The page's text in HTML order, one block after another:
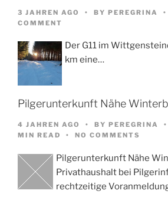
3 JAHREN AGO BY PEREGRINA
COMMENT
Der G11 im
km eine…
Pilgerunterkunft Nähe
4 JAHREN AGO BY PEREGRINA
MIN READ
NO COMMENTS
Pilgerunterkunft Nähe
Privathaushalt bei
rechtzeitige